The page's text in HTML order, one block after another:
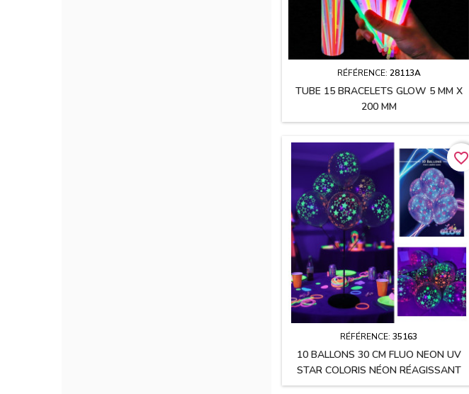
RÉFÉRENCE: 28113A
TUBE 15 BRACELETS GLOW 5 MM X
200 MM
RÉFÉRENCE:35163
10 BALLONS 30 CM FLUO NEON UV
STAR COLORIS NÉON RÉAGISSANT
LUMIÈRE NOIRE
favorite_border